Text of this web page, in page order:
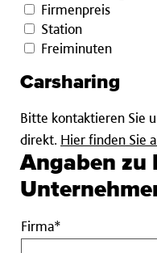
Firmenpreis
Station
Freiminuten
Carsharing
Bitte kontaktieren Sie
direkt. Hier finden Sie
Angaben zu
Firma*
Pflichtfeld